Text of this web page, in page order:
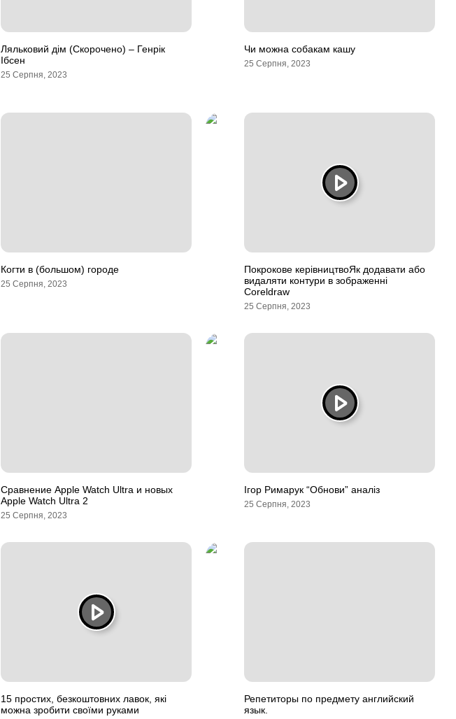
Ляльковий дім (Скорочено) – Генрік
Ібсен
25 Серпня, 2023
Чи можна собакам кашу
25 Серпня, 2023
Когти в (большом) городе
25 Серпня, 2023
Покрокове керівництвоЯк додавати або
видаляти контури в зображенні
Coreldraw
25 Серпня, 2023
Сравнение Apple Watch Ultra и новых
Apple Watch Ultra 2
25 Серпня, 2023
Ігор Римарук “Обнови” аналіз
25 Серпня, 2023
15 простих, безкоштовних лавок, які
можна зробити своїми руками
Репетиторы по предмету английский
язык.